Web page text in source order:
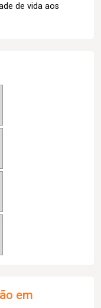
de vida aos
em